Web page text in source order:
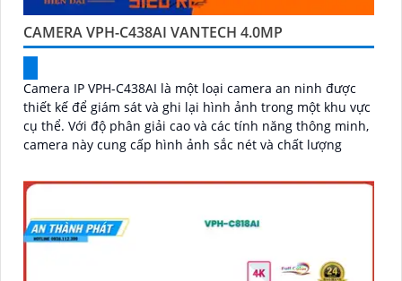
CAMERA VPH-C438AI VANTECH 4.0MP
Camera IP VPH-C438AI là một loại camera an ninh được
thiết kế để giám sát và ghi lại hình ảnh trong một khu vực
cụ thể. Với độ phân giải cao và các tính năng thông minh,
camera này cung cấp hình ảnh sắc nét và chất lượng